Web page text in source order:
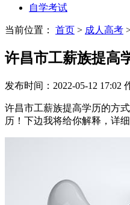
自学考试
当前位置： 首页 > 成人高考
许昌市工薪族提高
发布时间：2022-05-12 17:02
许昌市工薪族提高学历的方
历！下边我将给你解释，详细